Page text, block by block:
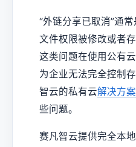
“外链分享已取消”通
文件权限被修改或者
这类问题在使用公有
为企业无法完全控制
智云的私有云解决方案
些问题。
赛凡智云提供完全本